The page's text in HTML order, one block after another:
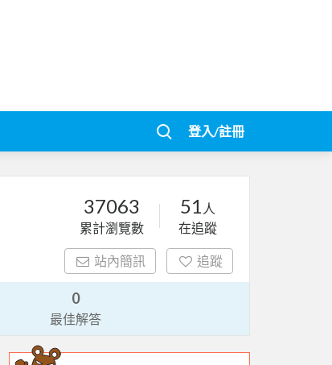
登入/註冊
37063
累計瀏覽數
51 人
在追蹤
站內簡訊 追蹤
0
最佳解答